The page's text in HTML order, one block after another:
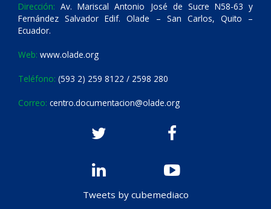
Dirección: Av. Mariscal Antonio José de Sucre N58-63 y
Fernández Salvador Edif. Olade – San Carlos, Quito –
Ecuador.
Web: www.olade.org
Teléfono: (593 2) 259 8122 / 2598 280
Correo: centro.documentacion@olade.org
Tweets by cubemediaco